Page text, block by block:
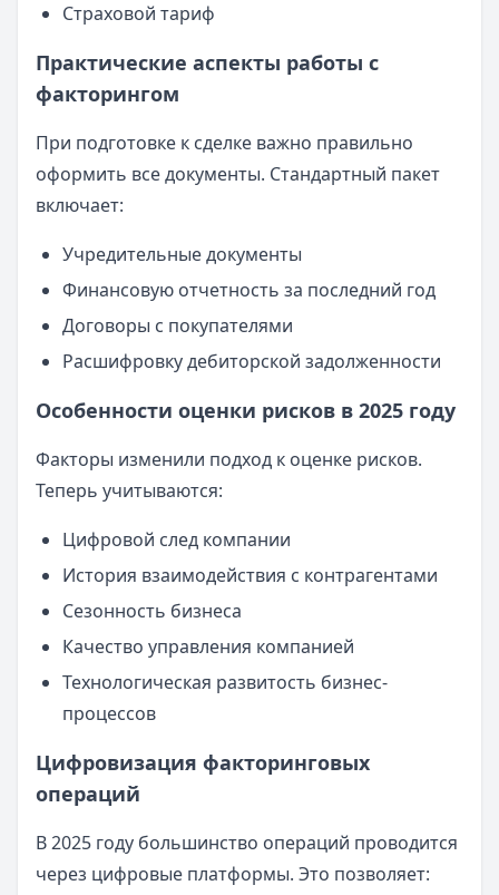
Страховой тариф
Практические аспекты работы с
факторингом
При подготовке к сделке важно правильно
оформить все документы. Стандартный пакет
включает:
Учредительные документы
Финансовую отчетность за последний год
Договоры с покупателями
Расшифровку дебиторской задолженности
Особенности оценки рисков в 2025 году
Факторы изменили подход к оценке рисков.
Теперь учитываются:
Цифровой след компании
История взаимодействия с контрагентами
Сезонность бизнеса
Качество управления компанией
Технологическая развитость бизнес-
процессов
Цифровизация факторинговых
операций
В 2025 году большинство операций проводится
через цифровые платформы. Это позволяет: